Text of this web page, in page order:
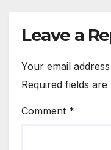
Leave a
Your email
Required fields are
Comment *